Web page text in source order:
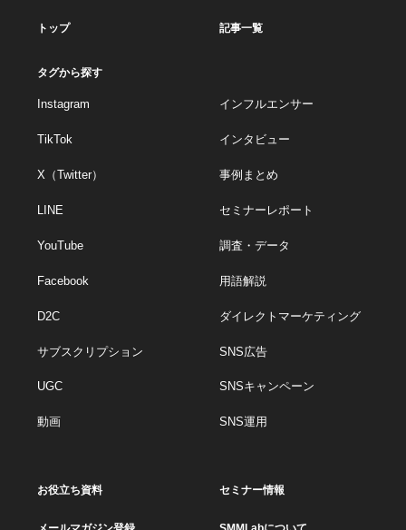
トップ 記事一覧
タグから探す
Instagram
TikTok
X（Twitter）
LINE
YouTube
Facebook
D2C
サブスクリプション
UGC
動画
インフルエンサー
インタビュー
事例まとめ
セミナーレポート
調査・データ
用語解説
ダイレクトマーケティング
SNS広告
SNSキャンペーン
SNS運用
お役立ち資料 セミナー情報